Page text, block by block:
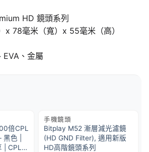
HD 鏡頭系列
x 78毫米（寬）x 55毫米（高）
EVA、金屬
倍CPL
色 |
| CPL防
手機鏡頭
Bitplay M52 漸層減光濾鏡
(HD GND Filter), 適用新版
HD高階鏡頭系列